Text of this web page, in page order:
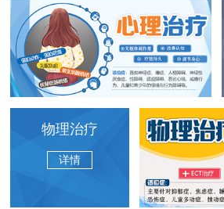
物理治疗
详情